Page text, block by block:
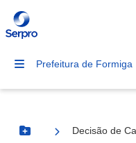
Prefeitura de Formiga
Botão Menu
Decisão de